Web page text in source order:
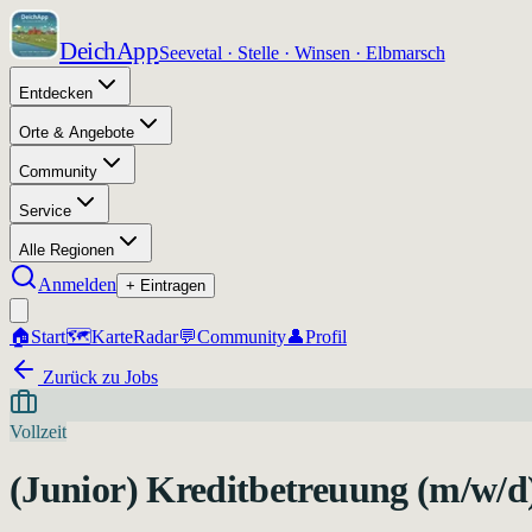
DeichAppSeevetal · Stelle · Winsen · Elbmarsch
Entdecken
Orte & Angebote
Community
Service
Alle Regionen
Anmelden + Eintragen
🏠Start🗺️KarteRadar💬Community👤Profil
Zurück zu Jobs
Vollzeit
(Junior) Kreditbetreuung (m/w/